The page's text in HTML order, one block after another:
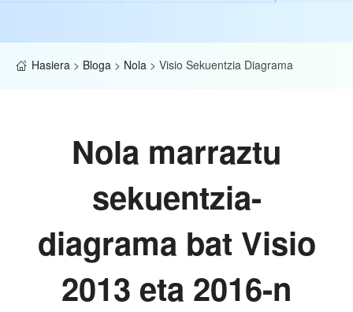
Hasiera > Bloga > Nola > Visio Sekuentzia Diagrama
Nola marraztu
sekuentzia-
diagrama bat Visio
2013 eta 2016-n